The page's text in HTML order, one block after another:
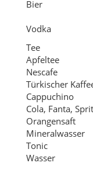
Nescafe
Türkischer Kaffee
Cappuchino
Cola, Fanta, Sprite
Orangensaft
Mineralwasser
Tonic
Wasser